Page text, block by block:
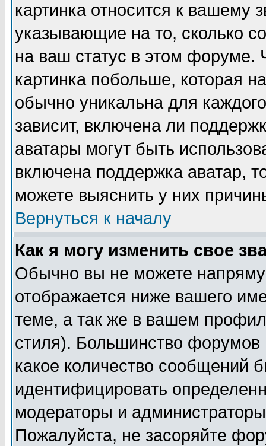
картинка относится к вашему
указывающие на то, сколько
на ваш статус в этом форуме.
картинка побольше, которая
обычно уникальна для
зависит, включена ли
аватары могут быть
включена поддержка аватар,
можете выяснить у них
Вернуться к началу
Как я могу изменить свое
Обычно вы не можете
отображается ниже вашего
теме, а так же в вашем
стиля). Большинство форумов
какое количество сообщений
идентифицировать
модераторы и
Пожалуйста, не засоряйте